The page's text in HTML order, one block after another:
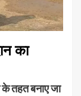
का
के तहत बनाए जा